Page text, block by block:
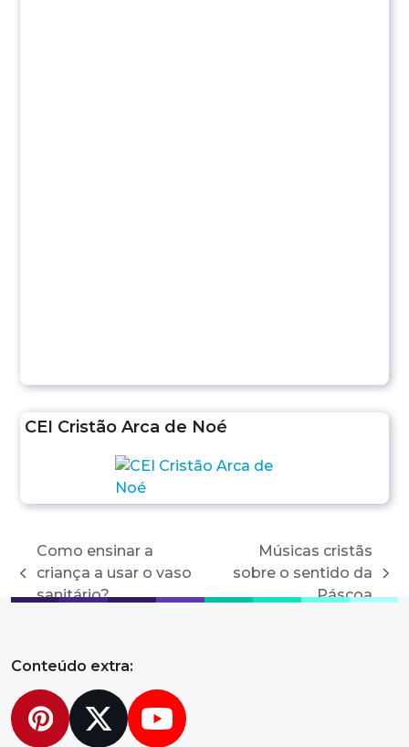
CEI Cristão Arca de Noé
previous
post:
Como ensinar a
criança a usar o vaso
sanitário?
next
post:
Músicas cristãs
sobre o sentido da
Páscoa
Conteúdo extra:
Pinterest
TwitterYouTube